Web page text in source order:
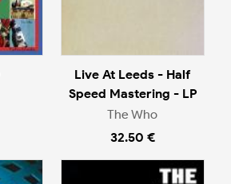
Live At Leeds - Half
Speed Mastering - LP
The Who
32.50 €